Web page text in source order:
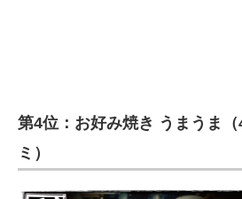
第4位：お好み焼き うまうま
ミ）